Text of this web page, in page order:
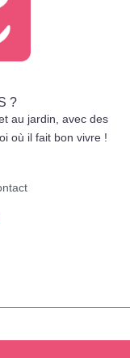
?
au jardin, avec des
où il fait bon vivre !